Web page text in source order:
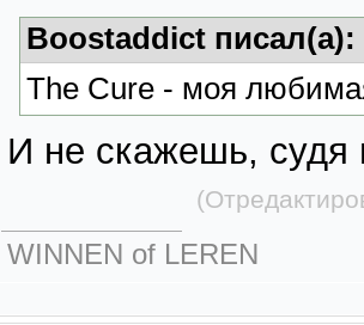
Boostaddict писал(а):
The Cure - моя
И не скажешь, судя
WINNEN of LEREN